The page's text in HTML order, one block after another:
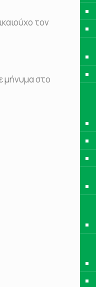
τον
μήνυμα στο